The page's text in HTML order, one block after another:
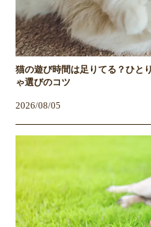
猫の遊び時間は足りてる？ひと
ゃ選びのコツ
2026/08/05